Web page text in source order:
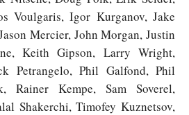
Voulgaris, Igor Kurganov, Jake
Mercier, John Morgan, Justin
Keith Gipson, Larry Wright,
Petrangelo, Phil Galfond, Phil
Rainer Kempe, Sam Soverel,
Shakerchi, Timofey Kuznetsov,